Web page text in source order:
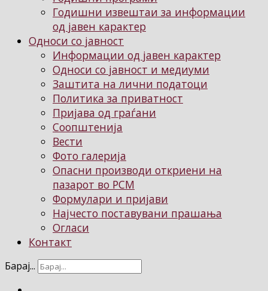
Годишни извештаи за информации
од јавен карактер
Односи со јавност
Информации од јавен карактер
Односи со јавност и медиуми
Заштита на лични податоци
Политика за приватност
Пријава од граѓани
Соопштенија
Вести
Фото галерија
Опасни производи откриени на
пазарот во РСМ
Формулари и пријави
Најчесто поставувани прашања
Огласи
Контакт
Барај...